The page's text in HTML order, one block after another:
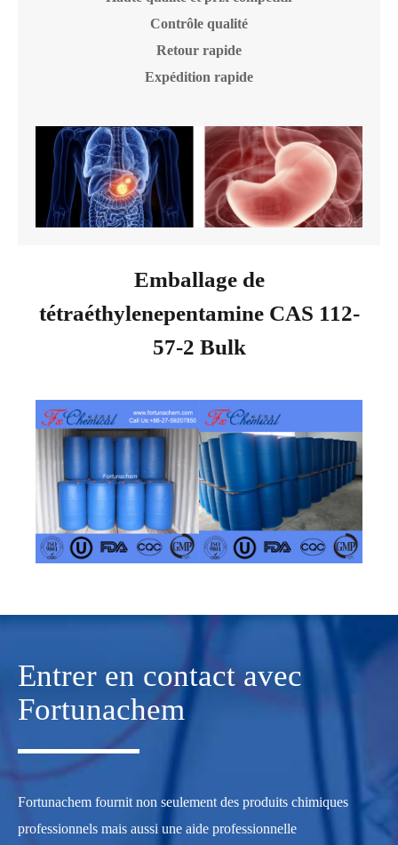
Contrôle qualité
Retour rapide
Expédition rapide
Emballage de
tétraéthylenepentamine CAS 112-
57-2 Bulk
Entrer en contact avec
Fortunachem
Fortunachem fournit non seulement des produits chimiques
professionnels mais aussi une aide professionnelle